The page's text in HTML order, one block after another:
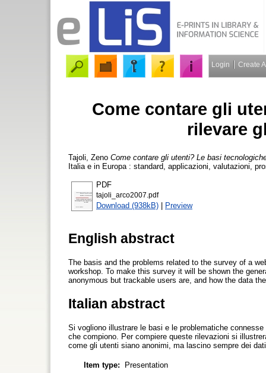
Login Create
Come contare gli
rilevare
Tajoli, Zeno Come contare gli utenti? Le basi
Italia e in Europa : standard, applicazioni, valutazioni,
PDF
tajoli_arco2007.pdf
Download (938kB) | Preview
English abstract
The basis and the problems related to the survey of a
workshop. To make this survey it will be shown the
anonymous but trackable users are, and how the data
Italian abstract
Si vogliono illustrare le basi e le problematiche
che compiono. Per compiere queste rilevazioni si
come gli utenti siano anonimi, ma lascino sempre dei
Item type:
Presentation